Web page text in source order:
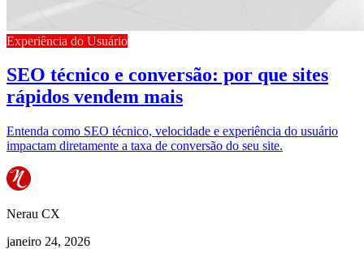
Experiência do Usuário
SEO técnico e conversão: por que sites
rápidos vendem mais
Entenda como SEO técnico, velocidade e experiência do usuário
impactam diretamente a taxa de conversão do seu site.
Nerau CX
janeiro 24, 2026